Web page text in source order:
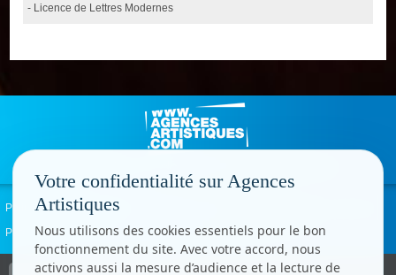
- Licence de Lettres Modernes
Politique de confidentialité
Paramètres cookies
Copyright © CC.Comunication
Votre confidentialité sur Agences
Artistiques
Nous utilisons des cookies essentiels pour le bon
fonctionnement du site. Avec votre accord, nous
activons aussi la mesure d’audience et la lecture de